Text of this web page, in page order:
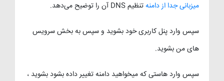
میزبانی جدا از دامنهتنظیم DNS آن را توضیح می‌دهد.
سپس وارد پنل کاربری خود بشوید و سپس به بخش سرویس
های من بشوید.
سپس وارد هاستی که میخواهید دامنه تغییر داده بشود بشوید ،